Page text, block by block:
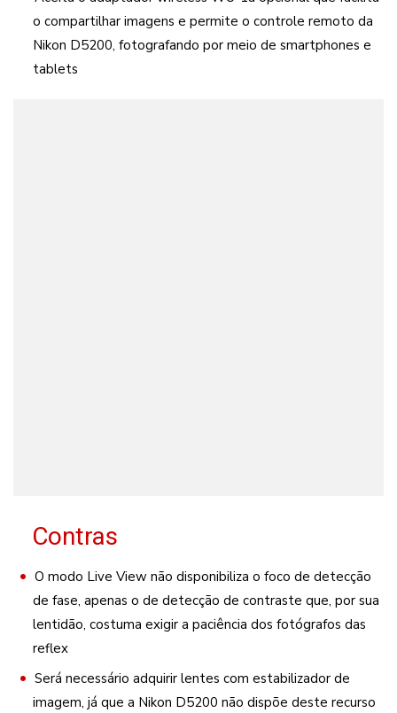
o compartilhar imagens e permite o controle remoto da
Nikon D5200, fotografando por meio de smartphones e
tablets
Contras
O modo Live View não disponibiliza o foco de detecção
de fase, apenas o de detecção de contraste que, por sua
lentidão, costuma exigir a paciência dos fotógrafos das
reflex
Será necessário adquirir lentes com estabilizador de
imagem, já que a Nikon D5200 não dispõe deste recurso